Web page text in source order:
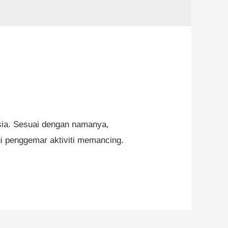
Sesuai dengan namanya,
penggemar aktiviti memancing.